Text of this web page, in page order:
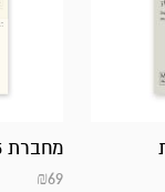
מחברת A5 | חלקה
₪69